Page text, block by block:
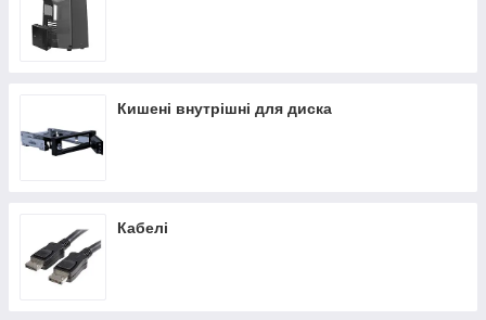
Кишені внутрішні для диска
Кабелі